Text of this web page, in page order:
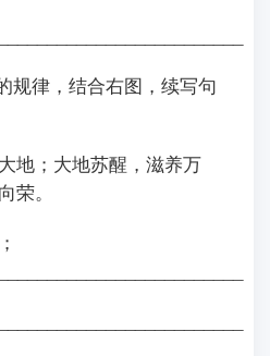
规律，结合右图，续写句
地；大地苏醒，滋养万
向荣。